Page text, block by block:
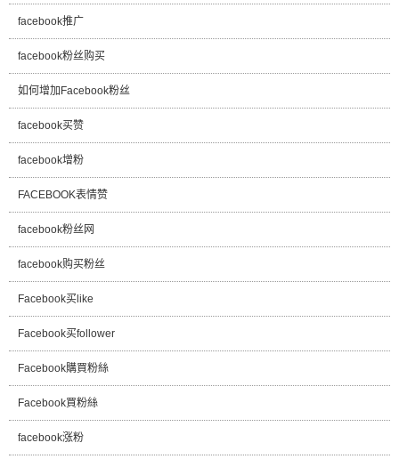
facebook推广
facebook粉丝购买
如何增加Facebook粉丝
facebook买赞
facebook增粉
FACEBOOK表情赞
facebook粉丝网
facebook购买粉丝
Facebook买like
Facebook买follower
Facebook購買粉絲
Facebook買粉絲
facebook涨粉